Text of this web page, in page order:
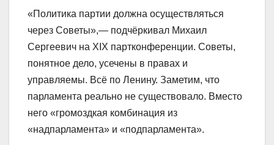
«Политика партии должна осуществляться
через Советы»,— подчёркивал Михаил
Сергеевич на XIX партконференции. Советы,
понятное дело, усечены в правах и
управляемы. Всё по Ленину. Заметим, что
парламента реально не существовало. Вместо
него «громоздкая комбинация из
«надпарламента» и «подпарламента».